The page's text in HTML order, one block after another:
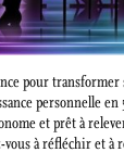
pour transformer
personnelle en
et prêt à
vous à réfléchir et à